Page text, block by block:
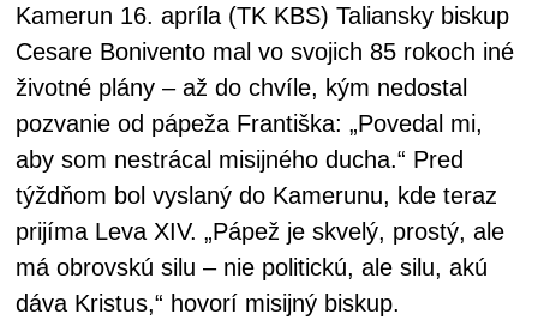
Kamerun 16. apríla (TK KBS) Taliansky biskup
Cesare Bonivento mal vo svojich 85 rokoch iné
životné plány – až do chvíle, kým nedostal
pozvanie od pápeža Františka: „Povedal mi,
aby som nestrácal misijného ducha.“ Pred
týždňom bol vyslaný do Kamerunu, kde teraz
prijíma Leva XIV. „Pápež je skvelý, prostý, ale
má obrovskú silu – nie politickú, ale silu, akú
dáva Kristus,“ hovorí misijný biskup.